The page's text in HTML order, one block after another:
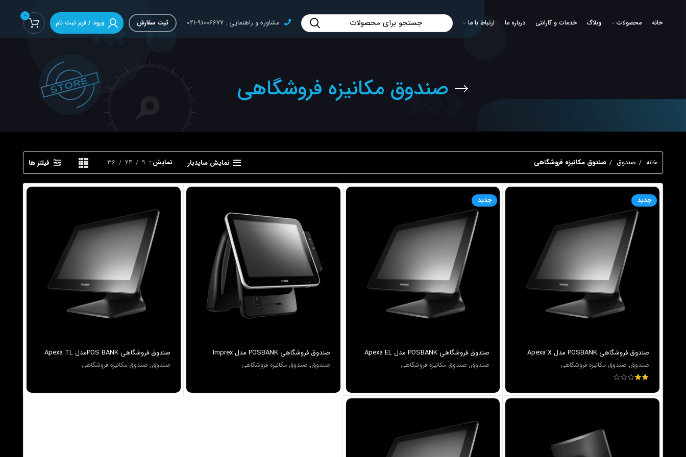
خانه محصولات وبلاگ خدمات و گارانتی درباره ما ارتباط با ما مشاوره و راهنمایی : 91006677-021 ثبت سفارش ورود / فرم ثبت نام
0
صندوق مکانیزه فروشگاهی
خانه صندوق صندوق مکانیزه فروشگاهی نمایش سایدبار نمایش 9
24
36 فیلتر ها
جدید
صندوق فروشگاهي POSBANK مدل Apexa X
صندوق, صندوق مکانیزه فروشگاهی
جدید
صندوق فروشگاهي POSBANK مدل Apexa EL
صندوق, صندوق مکانیزه فروشگاهی
صندوق فروشگاهی POSBANK مدل Imprex
Prime
صندوق, صندوق مکانیزه فروشگاهی
صندوق فروشگاهي POS BANKمدل Apexa TL
i3
صندوق, صندوق مکانیزه فروشگاهی